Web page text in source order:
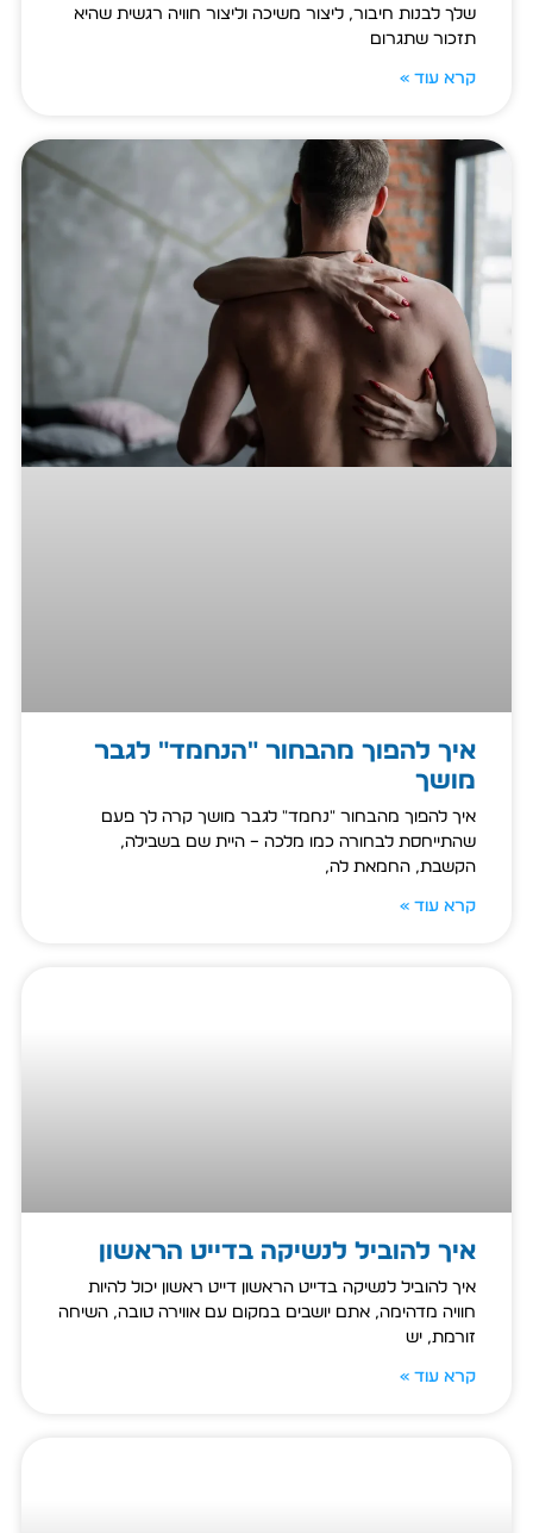
שלך לבנות חיבור, ליצור משיכה וליצור חוויה רגשית שהיא
תזכור שתגרום
קרא עוד »
איך להפוך מהבחור "הנחמד" לגבר
מושך
איך להפוך מהבחור "נחמד" לגבר מושך קרה לך פעם
שהתייחסת לבחורה כמו מלכה – היית שם בשבילה,
הקשבת, החמאת לה,
קרא עוד »
איך להוביל לנשיקה בדייט הראשון
איך להוביל לנשיקה בדייט הראשון דייט ראשון יכול להיות
חוויה מדהימה, אתם יושבים במקום עם אווירה טובה, השיחה
זורמת, יש
קרא עוד »